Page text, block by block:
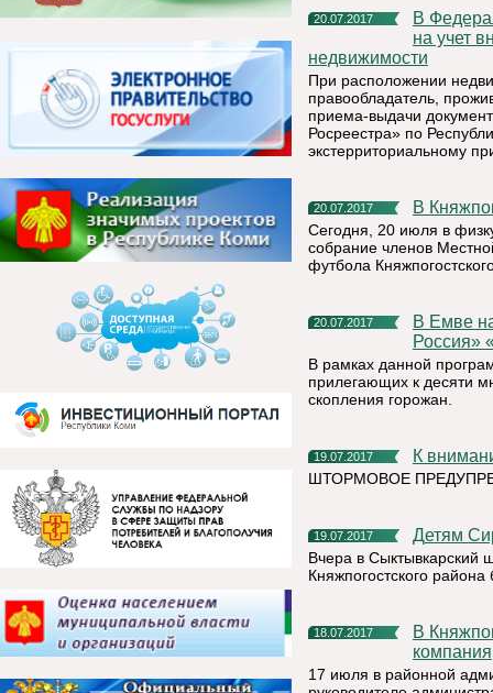
20.07.2017
В Федеральной кадастровой палате можно подать заявление
на учет
недвижимости
При расположении
правообладатель,
приема-выдачи
Росреестра» по
экстерриториальному
20.07.2017 В
Сегодня, 20 июля в
собрание членов
футбола
20.07.2017
В Емве началась реализация проекта партии «Единая
Россия»
В рамках данной
прилегающих к десяти
скопления горожан.
19.07.2017 К
ШТОРМОВОЕ
19.07.2017 Детям
Вчера в Сыктывкарский
Княжпогостского
18.07.2017
В Княжпогостский район пришла новая ресурсоснабжающая
компания
17 июля в районной